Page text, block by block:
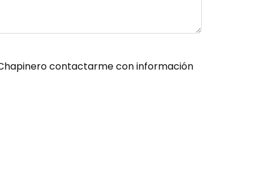
contactarme con información